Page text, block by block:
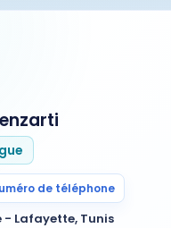
de téléphone
- Lafayette, Tunis